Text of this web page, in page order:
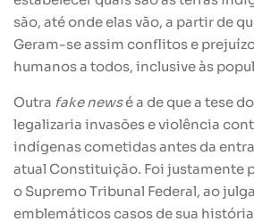
são, até onde elas vão, a partir de
Geram-se assim conflitos e
humanos a todos, inclusive às
Outra fake newsé a de que a tese
legalizaria invasões e violência
indígenas cometidas antes da
atual Constituição. Foi justamente
o Supremo Tribunal Federal, ao
emblemáticos casos de sua